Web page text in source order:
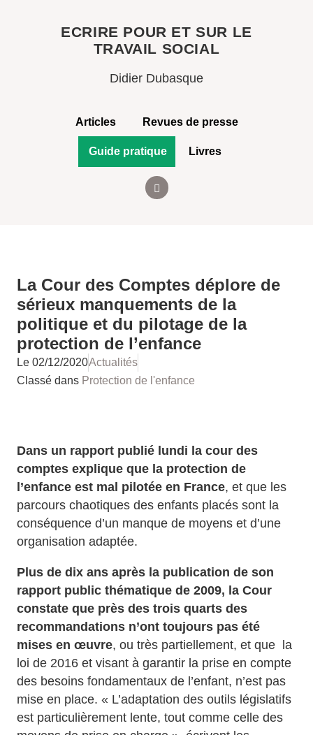
ECRIRE POUR ET SUR LE
TRAVAIL SOCIAL
Didier Dubasque
Articles Revues de presse
Guide pratique Livres
La Cour des Comptes déplore de
sérieux manquements de la
politique et du pilotage de la
protection de l’enfance
Le 02/12/2020Actualités
Classé dans Protection de l'enfance
Dans un rapport publié lundi la cour des
comptes explique que la protection de
l’enfance est mal pilotée en France, et que les
parcours chaotiques des enfants placés sont la
conséquence d’un manque de moyens et d’une
organisation adaptée.
Plus de dix ans après la publication de son
rapport public thématique de 2009, la Cour
constate que près des trois quarts des
recommandations n’ont toujours pas été
mises en œuvre, ou très partiellement, et que la
loi de 2016 et visant à garantir la prise en compte
des besoins fondamentaux de l’enfant, n’est pas
mise en place. « L’adaptation des outils législatifs
est particulièrement lente, tout comme celle des